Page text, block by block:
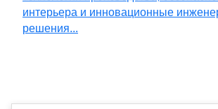
интерьера и инновационные
решения...